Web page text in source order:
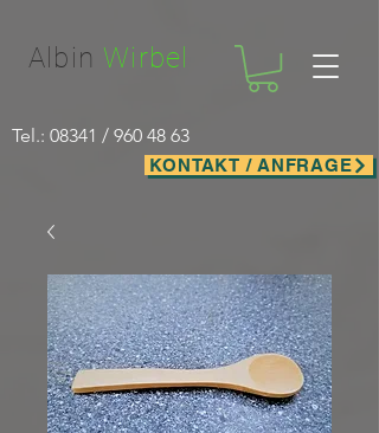
Albin Wirbel
KONTAKT / ANFRAGE
Tel.: 08341 / 960 48 63